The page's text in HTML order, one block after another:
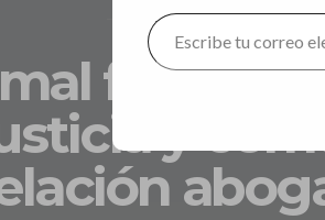
AVISO BLOG MI
y
ESCRIBE
TU
CORREO